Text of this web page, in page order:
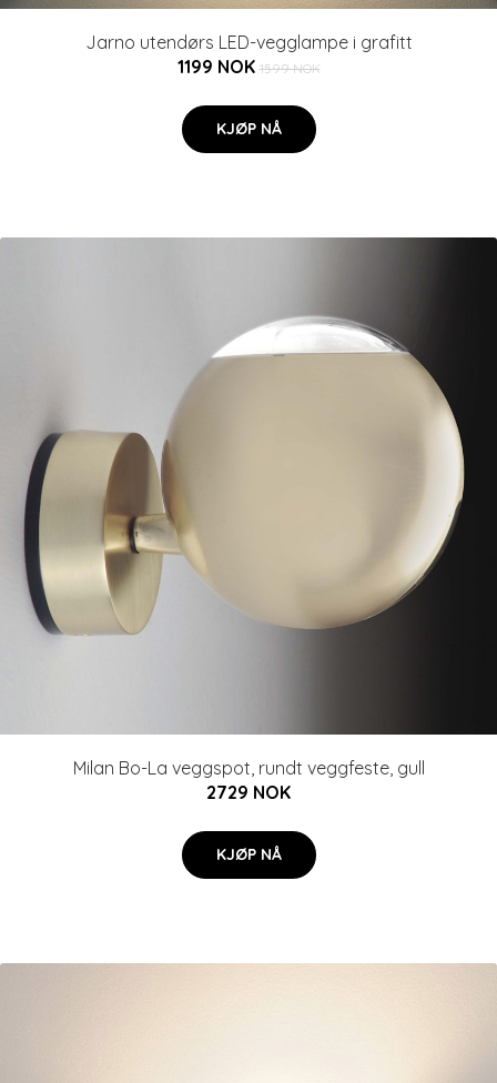
Jarno utendørs LED-vegglampe i grafitt
1199 NOK 1599 NOK
KJØP NÅ
Milan Bo-La veggspot, rundt veggfeste, gull
2729 NOK
KJØP NÅ